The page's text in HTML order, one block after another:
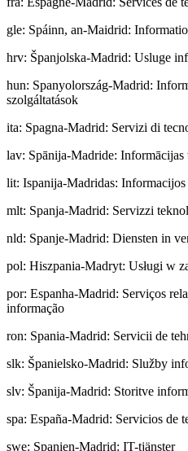
gle: Spáinn, an-Maidrid:
hrv: Španjolska-Madrid: Usluge
hun: Spanyolország-Madrid:
szolgáltatások
ita: Spagna-Madrid: Servizi di
lav: Spānija-Madride:
lit: Ispanija-Madridas:
mlt: Spanja-Madrid: Servizzi
nld: Spanje-Madrid: Diensten in
pol: Hiszpania-Madryt: Usługi w
por: Espanha-Madrid: Serviços
informação
ron: Spania-Madrid: Servicii de
slk: Španielsko-Madrid: Služby
slv: Španija-Madrid: Storitve
spa: España-Madrid: Servicios de
swe: Spanien-Madrid: IT-tjänster